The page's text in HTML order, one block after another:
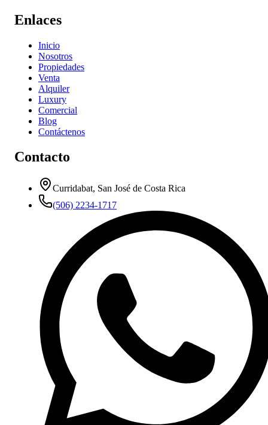
Enlaces
Inicio
Nosotros
Propiedades
Venta
Alquiler
Luxury
Comercial
Blog
Contáctenos
Contacto
Curridabat, San José de Costa Rica
(506) 2234-1717